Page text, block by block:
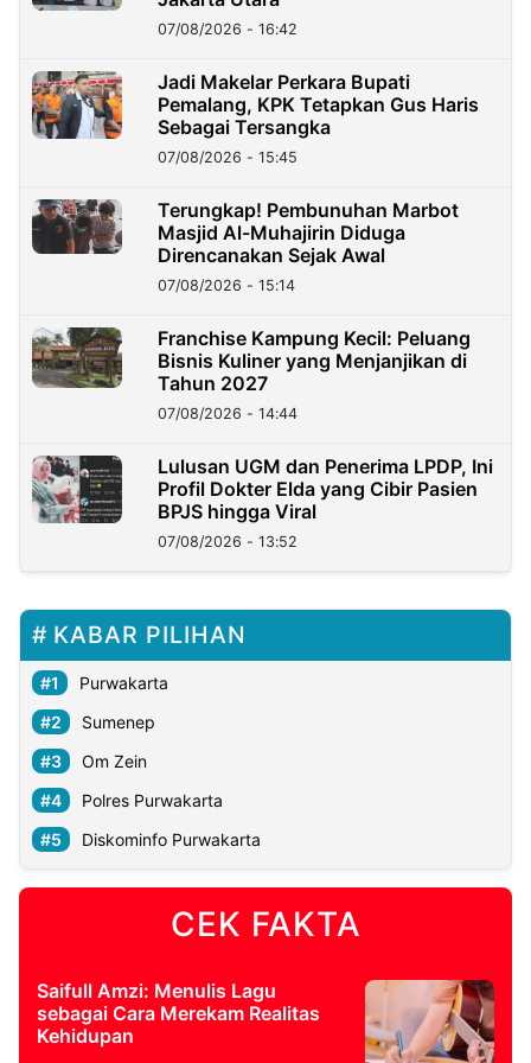
07/08/2026 - 16:42
Jadi Makelar Perkara Bupati
Pemalang, KPK Tetapkan Gus Haris
Sebagai Tersangka
07/08/2026 - 15:45
Terungkap! Pembunuhan Marbot
Masjid Al-Muhajirin Diduga
Direncanakan Sejak Awal
07/08/2026 - 15:14
Franchise Kampung Kecil: Peluang
Bisnis Kuliner yang Menjanjikan di
Tahun 2027
07/08/2026 - 14:44
Lulusan UGM dan Penerima LPDP, Ini
Profil Dokter Elda yang Cibir Pasien
BPJS hingga Viral
07/08/2026 - 13:52
KABAR PILIHAN
Purwakarta
Sumenep
Om Zein
Polres Purwakarta
Diskominfo Purwakarta
CEK FAKTA
Saifull Amzi: Menulis Lagu
sebagai Cara Merekam Realitas
Kehidupan